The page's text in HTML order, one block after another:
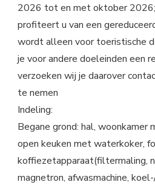
2026 tot en met oktober
profiteert u van een
wordt alleen voor toeristische
je voor andere doeleinden een
verzoeken wij je daarover
te nemen
Indeling:
Begane grond: hal, woonkamer
open keuken met waterkoker,
koffiezetapparaat(filtermaling,
magnetron, afwasmachine,